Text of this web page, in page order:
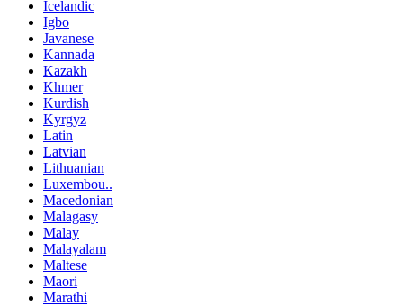
Icelandic
Igbo
Javanese
Kannada
Kazakh
Khmer
Kurdish
Kyrgyz
Latin
Latvian
Lithuanian
Luxembou..
Macedonian
Malagasy
Malay
Malayalam
Maltese
Maori
Marathi